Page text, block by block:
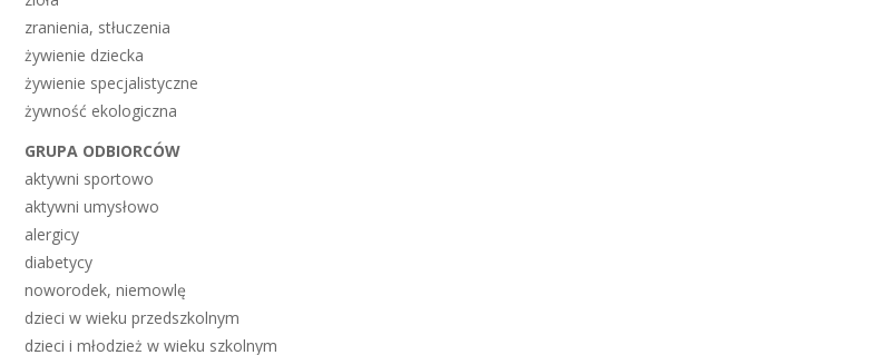
zranienia, stłuczenia
żywienie dziecka
żywienie specjalistyczne
żywność ekologiczna
GRUPA ODBIORCÓW
aktywni sportowo
aktywni umysłowo
alergicy
diabetycy
noworodek, niemowlę
dzieci w wieku przedszkolnym
dzieci i młodzież w wieku szkolnym